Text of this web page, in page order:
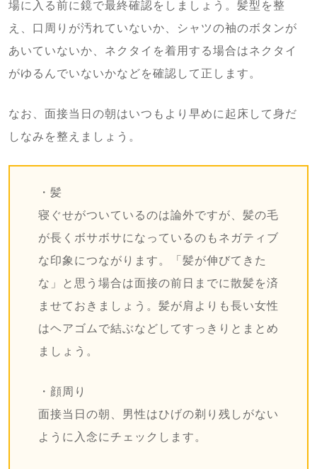
場に入る前に鏡で最終確認をしましょう。髪型を整
え、口周りが汚れていないか、シャツの袖のボタンが
あいていないか、ネクタイを着用する場合はネクタイ
がゆるんでいないかなどを確認して正します。
なお、面接当日の朝はいつもより早めに起床して身だ
しなみを整えましょう。
・髪
寝ぐせがついているのは論外ですが、髪の毛
が長くボサボサになっているのもネガティブ
な印象につながります。「髪が伸びてきた
な」と思う場合は面接の前日までに散髪を済
ませておきましょう。髪が肩よりも長い女性
はヘアゴムで結ぶなどしてすっきりとまとめ
ましょう。
・顔周り
面接当日の朝、男性はひげの剃り残しがない
ように入念にチェックします。